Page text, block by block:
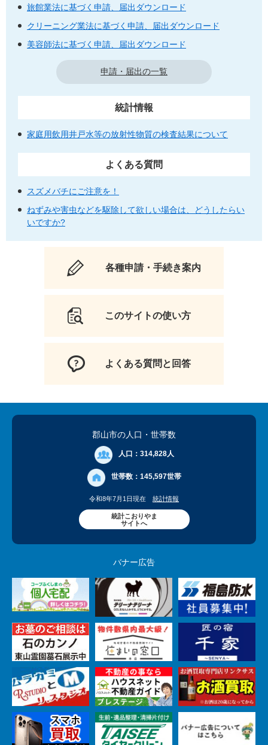
旅館業法に基づく申請、届出ダウンロード
クリーニング業法に基づく申請、届出ダウンロード
美容師法に基づく申請、届出ダウンロード
申請・届出の一覧
統計情報
家庭用飲用井戸水等の放射性物質の検査結果について
よくある質問
スズメバチにご注意を！
ねずみや害虫などを駆除して欲しい場合は、どうしたらい
いですか?
各種申請・手続き案内
このサイトの使い方
よくある質問と回答
郡山市の人口 ・世帯数
人口： 314,828人
世帯数： 145,597世帯
令和8年7月1日現在 統計情報
統計こおりやま
サイトへ
バナー広告